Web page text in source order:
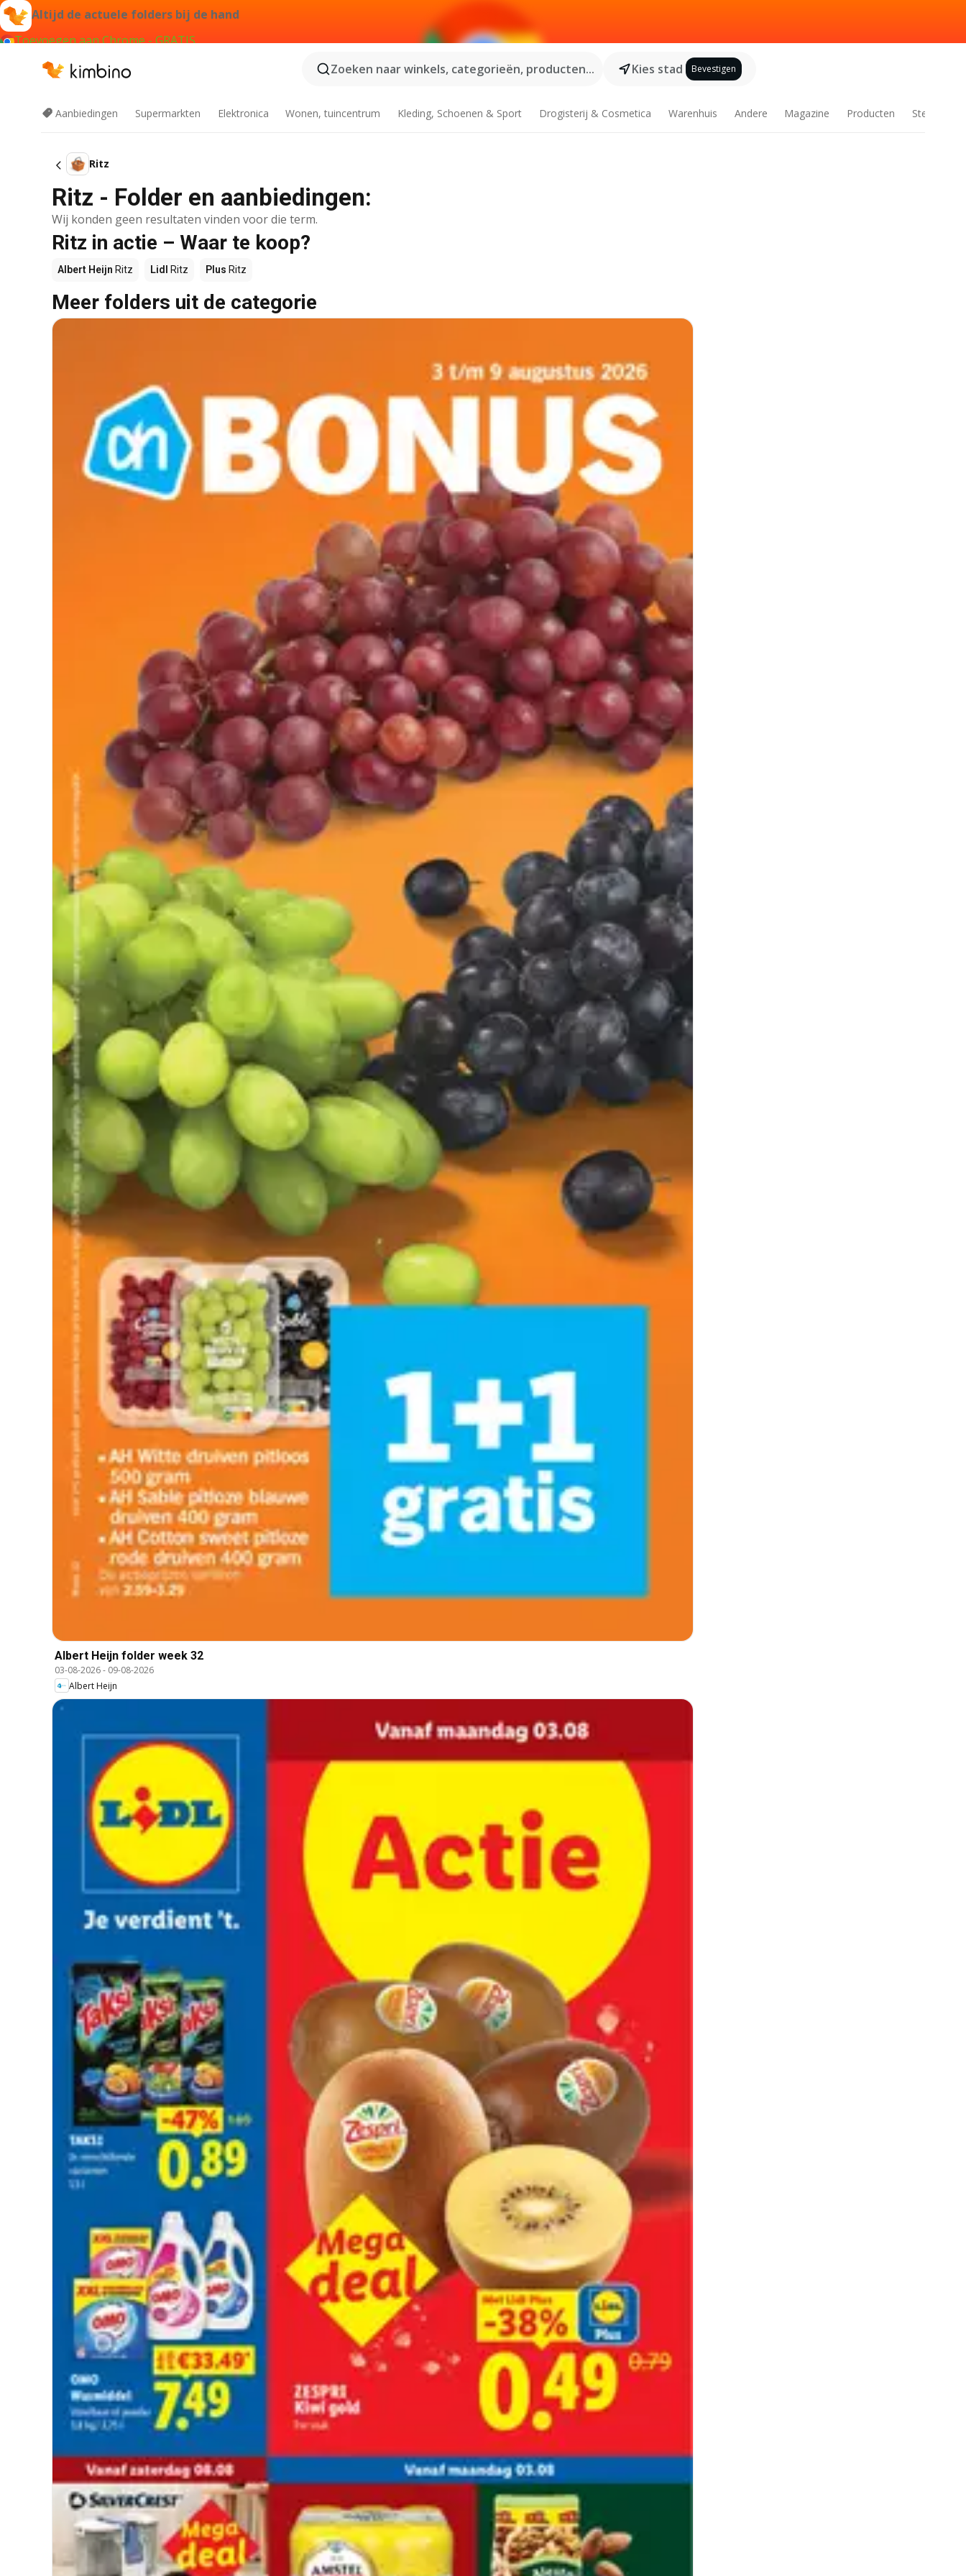
Altijd de actuele folders bij de hand
Toevoegen aan Chrome - GRATIS
Zoeken naar winkels, categorieën, producten...
Kies stad Bevestigen
Aanbiedingen Supermarkten Elektronica Wonen, tuincentrum Kleding, Schoenen & Sport Drogisterij & Cosmetica Warenhuis Andere Magazine Producten Steden
Ritz
Ritz - Folder en aanbiedingen:
Wij konden geen resultaten vinden voor die term.
Ritz in actie – Waar te koop?
Albert Heijn Ritz Lidl Ritz Plus Ritz
Meer folders uit de categorie
Albert Heijn folder week 32
03-08-2026- 09-08-2026
Albert Heijn